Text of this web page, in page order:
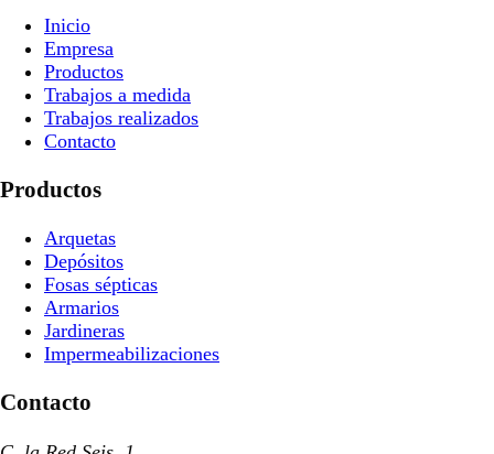
Inicio
Empresa
Productos
Trabajos a medida
Trabajos realizados
Contacto
Productos
Arquetas
Depósitos
Fosas sépticas
Armarios
Jardineras
Impermeabilizaciones
Contacto